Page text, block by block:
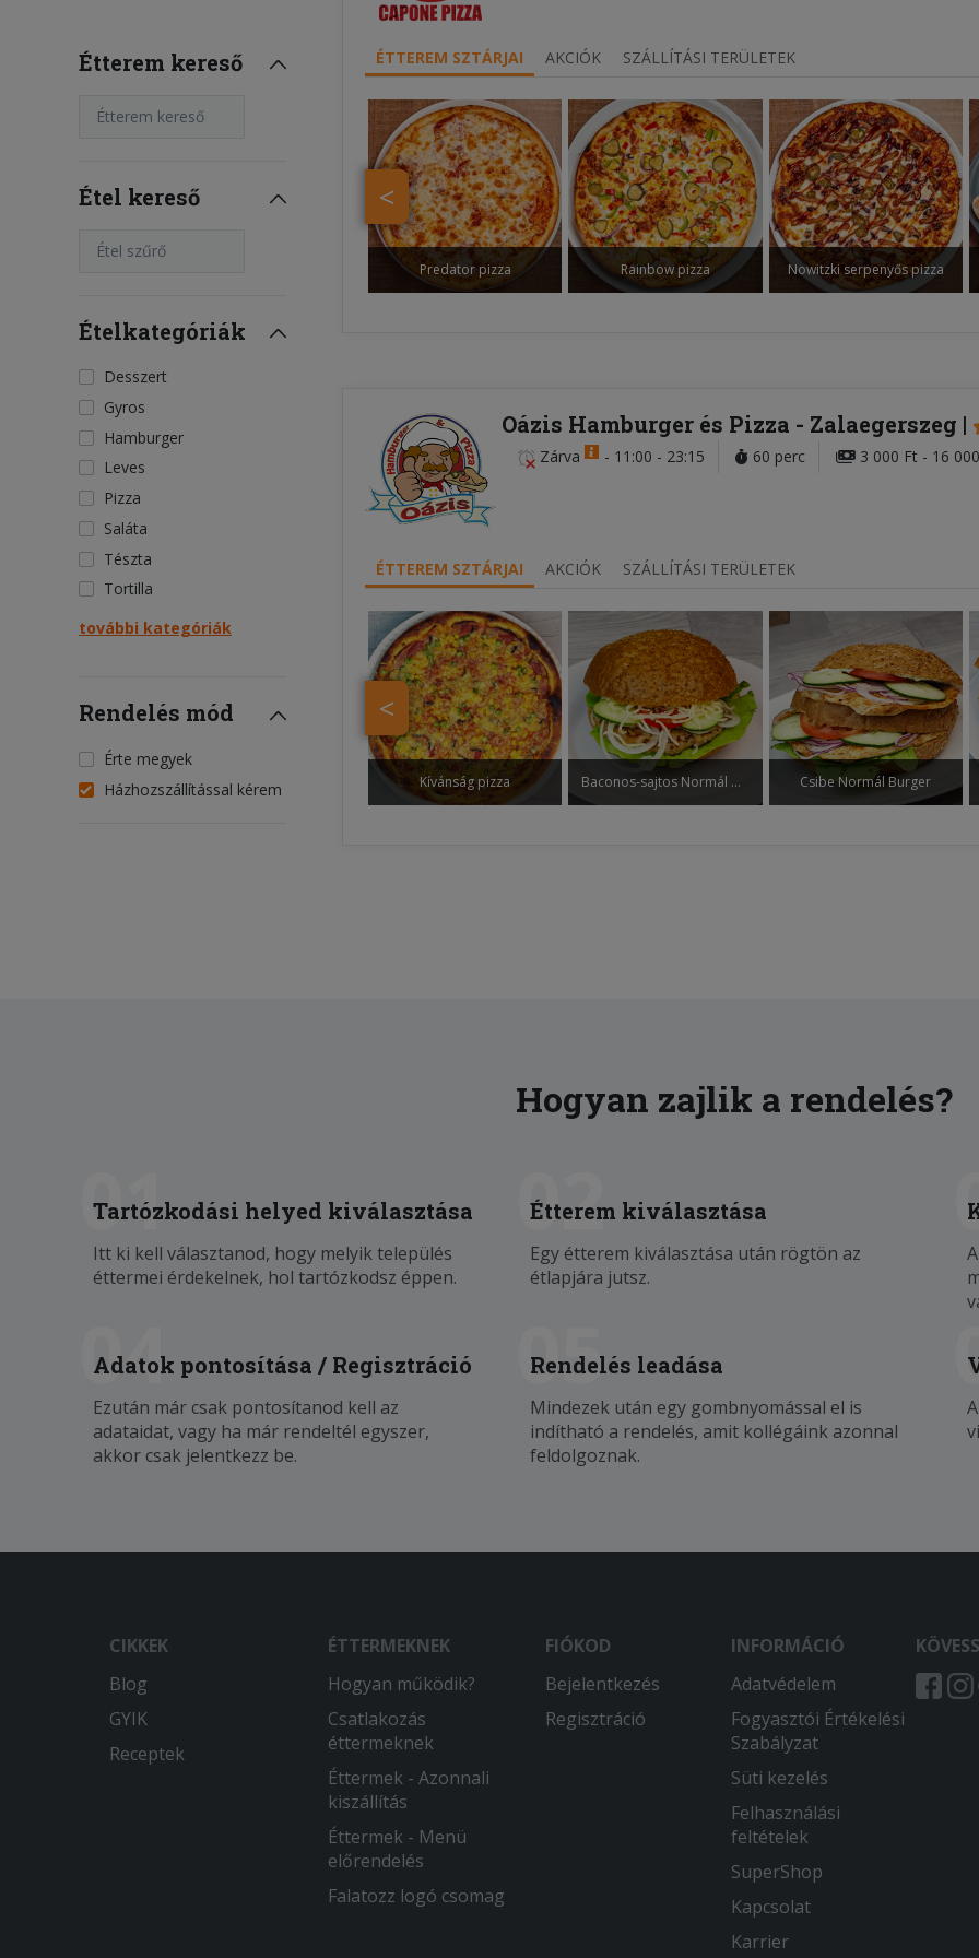
Étterem kereső
Étterem kereső
Étel kereső
Étel szűrő
Ételkategóriák
Desszert
Gyros
Hamburger
Leves
Pizza
Saláta
Tészta
Tortilla
további kategóriák
Rendelés mód
Érte megyek
Házhozszállítással kérem
ÉTTEREM SZTÁRJAI AKCIÓK SZÁLLÍTÁSI TERÜLETEK
<
Predator pizza Rainbow pizza Nowitzki serpenyős pizza
Oázis Hamburger és Pizza - Zalaegerszeg
Zárva - 11:00 - 23:15 60 perc 3 000 Ft - 16
ÉTTEREM SZTÁRJAI AKCIÓK SZÁLLÍTÁSI TERÜLETEK
<
Kívánság pizza Baconos-sajtos Normál Burger Csibe Normál Burger
Hogyan zajlik a rendelés?
01
Tartózkodási helyed kiválasztása
Itt ki kell választanod, hogy melyik település
éttermei érdekelnek, hol tartózkodsz éppen.
02
Étterem kiválasztása
Egy étterem kiválasztása után rögtön az
étlapjára jutsz.
04
Adatok pontosítása / Regisztráció
Ezután már csak pontosítanod kell az
adataidat, vagy ha már rendeltél egyszer,
akkor csak jelentkezz be.
05
Rendelés leadása
Mindezek után egy gombnyomással el is
indítható a rendelés, amit kollégáink azonnal
feldolgoznak.
CIKKEK
Blog
GYIK
Receptek
ÉTTERMEKNEK
Hogyan működik?
Csatlakozás
éttermeknek
Éttermek - Azonnali
kiszállítás
Éttermek - Menü
előrendelés
Falatozz logó csomag
FIÓKOD
Bejelentkezés
Regisztráció
INFORMÁCIÓ
Adatvédelem
Fogyasztói Értékelési
Szabályzat
Süti kezelés
Felhasználási
feltételek
SuperShop
Kapcsolat
Karrier